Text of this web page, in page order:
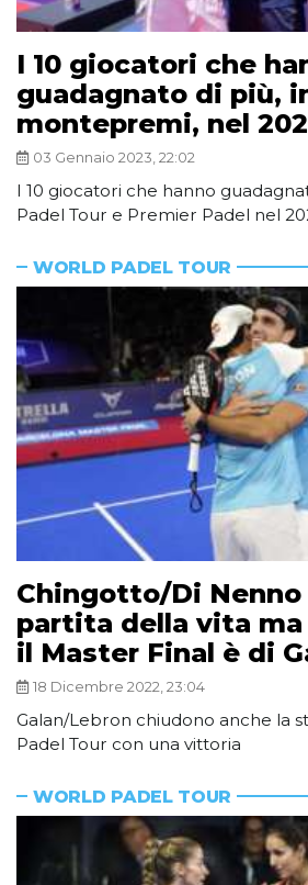
I 10 giocatori che
guadagnato di più,
montepremi, nel
03 Gennaio 2023, 22:02
I 10 giocatori che hanno
Padel Tour e Premier Padel nel
WORLD PADEL TOUR
Chingotto/Di Nenno
partita della vita ma
il Master Final è di
18 Dicembre 2022, 23:04
Galan/Lebron chiudono anche la
Padel Tour con una vittoria
WORLD PADEL TOUR